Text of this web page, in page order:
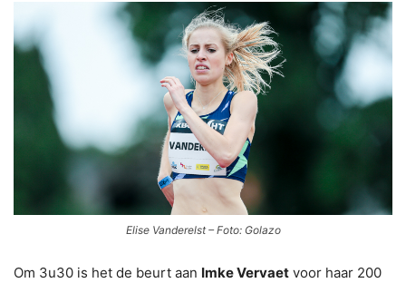
Elise Vanderelst – Foto: Golazo
Om 3u30 is het de beurt aan Imke Vervaet voor haar 200